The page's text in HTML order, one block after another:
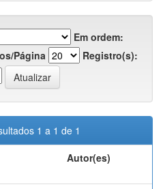
Em ordem:
Página
Registro(s):
1 a 1 de 1
Autor(es)